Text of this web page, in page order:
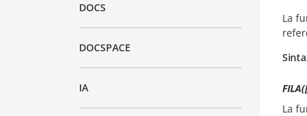
DOCS
DOCSPACE
IA
La
La